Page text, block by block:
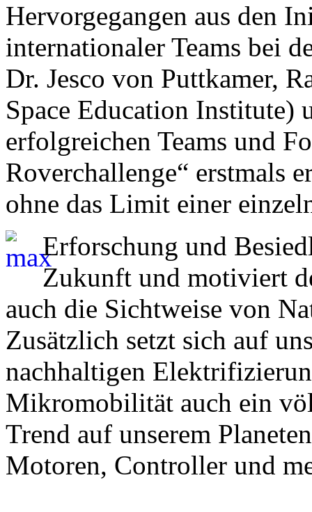
Hervorgegangen aus den
internationaler Teams bei
Dr. Jesco von Puttkamer,
Space Education Institute)
erfolgreichen Teams und
Roverchallenge“ erstmals
ohne das Limit einer
Erforschung und
Zukunft und motiviert
auch die Sichtweise von
Zusätzlich setzt sich auf
nachhaltigen
Mikromobilität auch ein
Trend auf unserem
Motoren, Controller und